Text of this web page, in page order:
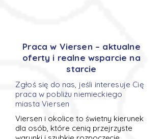
Praca w Viersen – aktualne
oferty i realne wsparcie na
starcie
Zgłoś się do nas, jeśli interesuje Cię
praca w pobliżu niemieckiego
miasta Viersen
Viersen i okolice to świetny kierunek
dla osób, które cenią przejrzyste